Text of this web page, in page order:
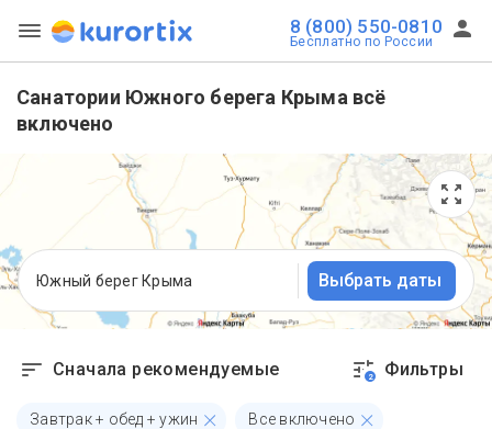
8 (800) 550-0810
Бесплатно по России
Санатории Южного берега Крыма всё
включено
Южный берег Крыма Выбрать даты
Сначала рекомендуемые 2 Фильтры
Завтрак + обед + ужин Все включено